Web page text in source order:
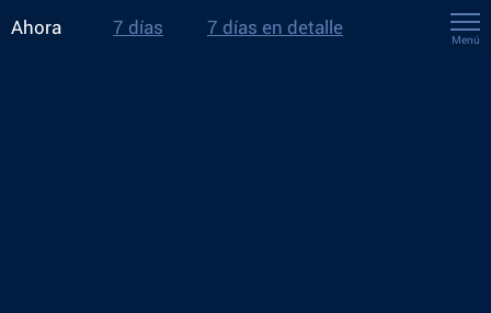
Ahora 7 días 7 días en detalle
Menú